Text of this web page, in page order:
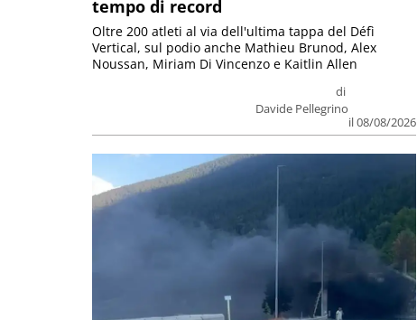
tempo di record
di
Davide Pellegrino
il 08/08/2026
Oltre 200 atleti al via dell'ultima tappa del Défì
Vertical, sul podio anche Mathieu Brunod, Alex
Noussan, Miriam Di Vincenzo e Kaitlin Allen